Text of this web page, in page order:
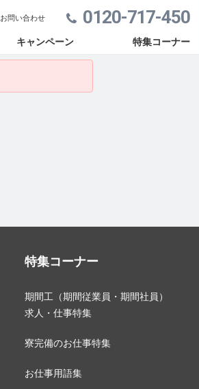
0120-717-450
キャンペーン 特集コーナー
お問い合わせ
特集コーナー
期間工（期間従業員・期間社員）
求人・仕事特集
寮完備のお仕事特集
お仕事用語集